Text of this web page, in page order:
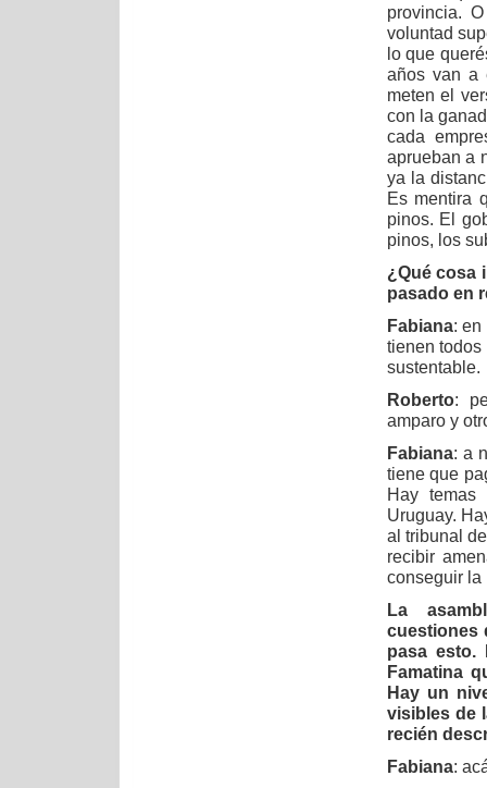
provincia.
voluntad
lo que
años van a
meten el
con la
cada
aprueban a
ya la
Es mentira
pinos. El
pinos, los
¿Qué cosa
pasado en
Fabiana: en
tienen
sustentable.
Roberto:
amparo y
Fabiana: a
tiene que
Hay
Uruguay.
al tribunal
recibir
conseguir la
La
cuestiones
pasa esto.
Famatina
Hay un
visibles de
recién
Fabiana: